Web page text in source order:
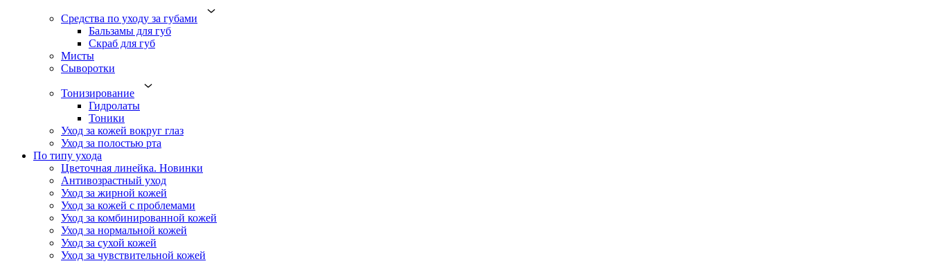
Средства по уходу за губами
Бальзамы для губ
Скраб для губ
Мисты
Сыворотки
Тонизирование
Гидролаты
Тоники
Уход за кожей вокруг глаз
Уход за полостью рта
По типу ухода
Цветочная линейка. Новинки
Антивозрастный уход
Уход за жирной кожей
Уход за кожей с проблемами
Уход за комбинированной кожей
Уход за нормальной кожей
Уход за сухой кожей
Уход за чувствительной кожей